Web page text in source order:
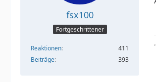
fsx100
Fortgeschrittener
Reaktionen
411
Beiträge
393